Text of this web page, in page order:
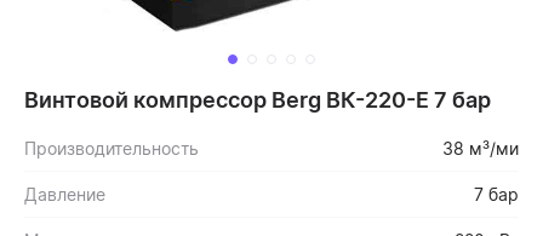
Винтовой компрессор Berg ВК-220-Е 7 бар
Производительность 38 м³/ми
Давление 7 бар